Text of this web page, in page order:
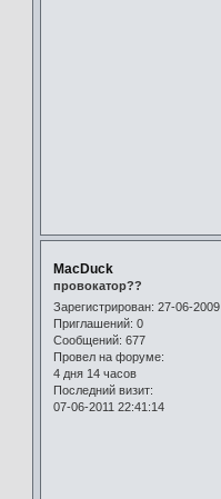
MacDuck
провокатор??
Зарегистрирован: 27-06-2009
Приглашений: 0
Сообщений: 677
Провел на форуме:
4 дня 14 часов
Последний визит:
07-06-2011 22:41:14